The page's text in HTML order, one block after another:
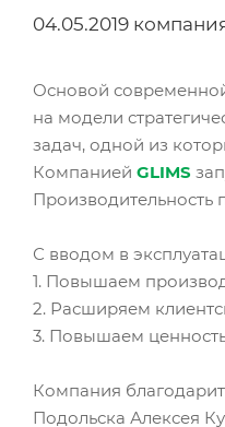
04.05.2019
Основой
на модели
задач, одной из
Компанией GLIMS
Производительность
С вводом в
1. Повышаем
2. Расширяем
3. Повышаем
Компания
Подольска Алексея